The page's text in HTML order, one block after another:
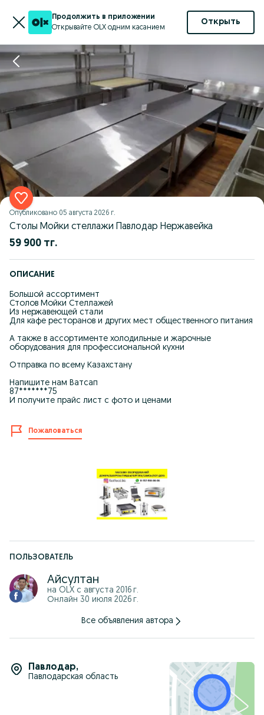
Продолжить в приложении
Открывайте OLX одним касанием
Открыть
Опубликовано 05 августа 2026 г.
Столы Мойки стеллажи Павлодар Нержавейка
59 900 тг.
ОПИСАНИЕ
Большой ассортимент
Столов Мойки Стеллажей
Из нержавеющей стали
Для кафе ресторанов и других мест общественного питания
А также в ассортименте холодильные и жарочные
оборудования для профессиональной кухни
Отправка по всему Казахстану
Напишите нам Ватсап
87*******75
И получите прайс лист с фото и ценами
Пожаловаться
ПОЛЬЗОВАТЕЛЬ
Айсултан
на OLX с августа 2016 г.
Онлайн 30 июля 2026 г.
Все объявления автора
Павлодар,
Павлодарская область